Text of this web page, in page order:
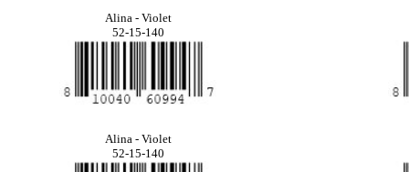
Alina - Violet
52-15-140
Alina - Violet
52-15-140